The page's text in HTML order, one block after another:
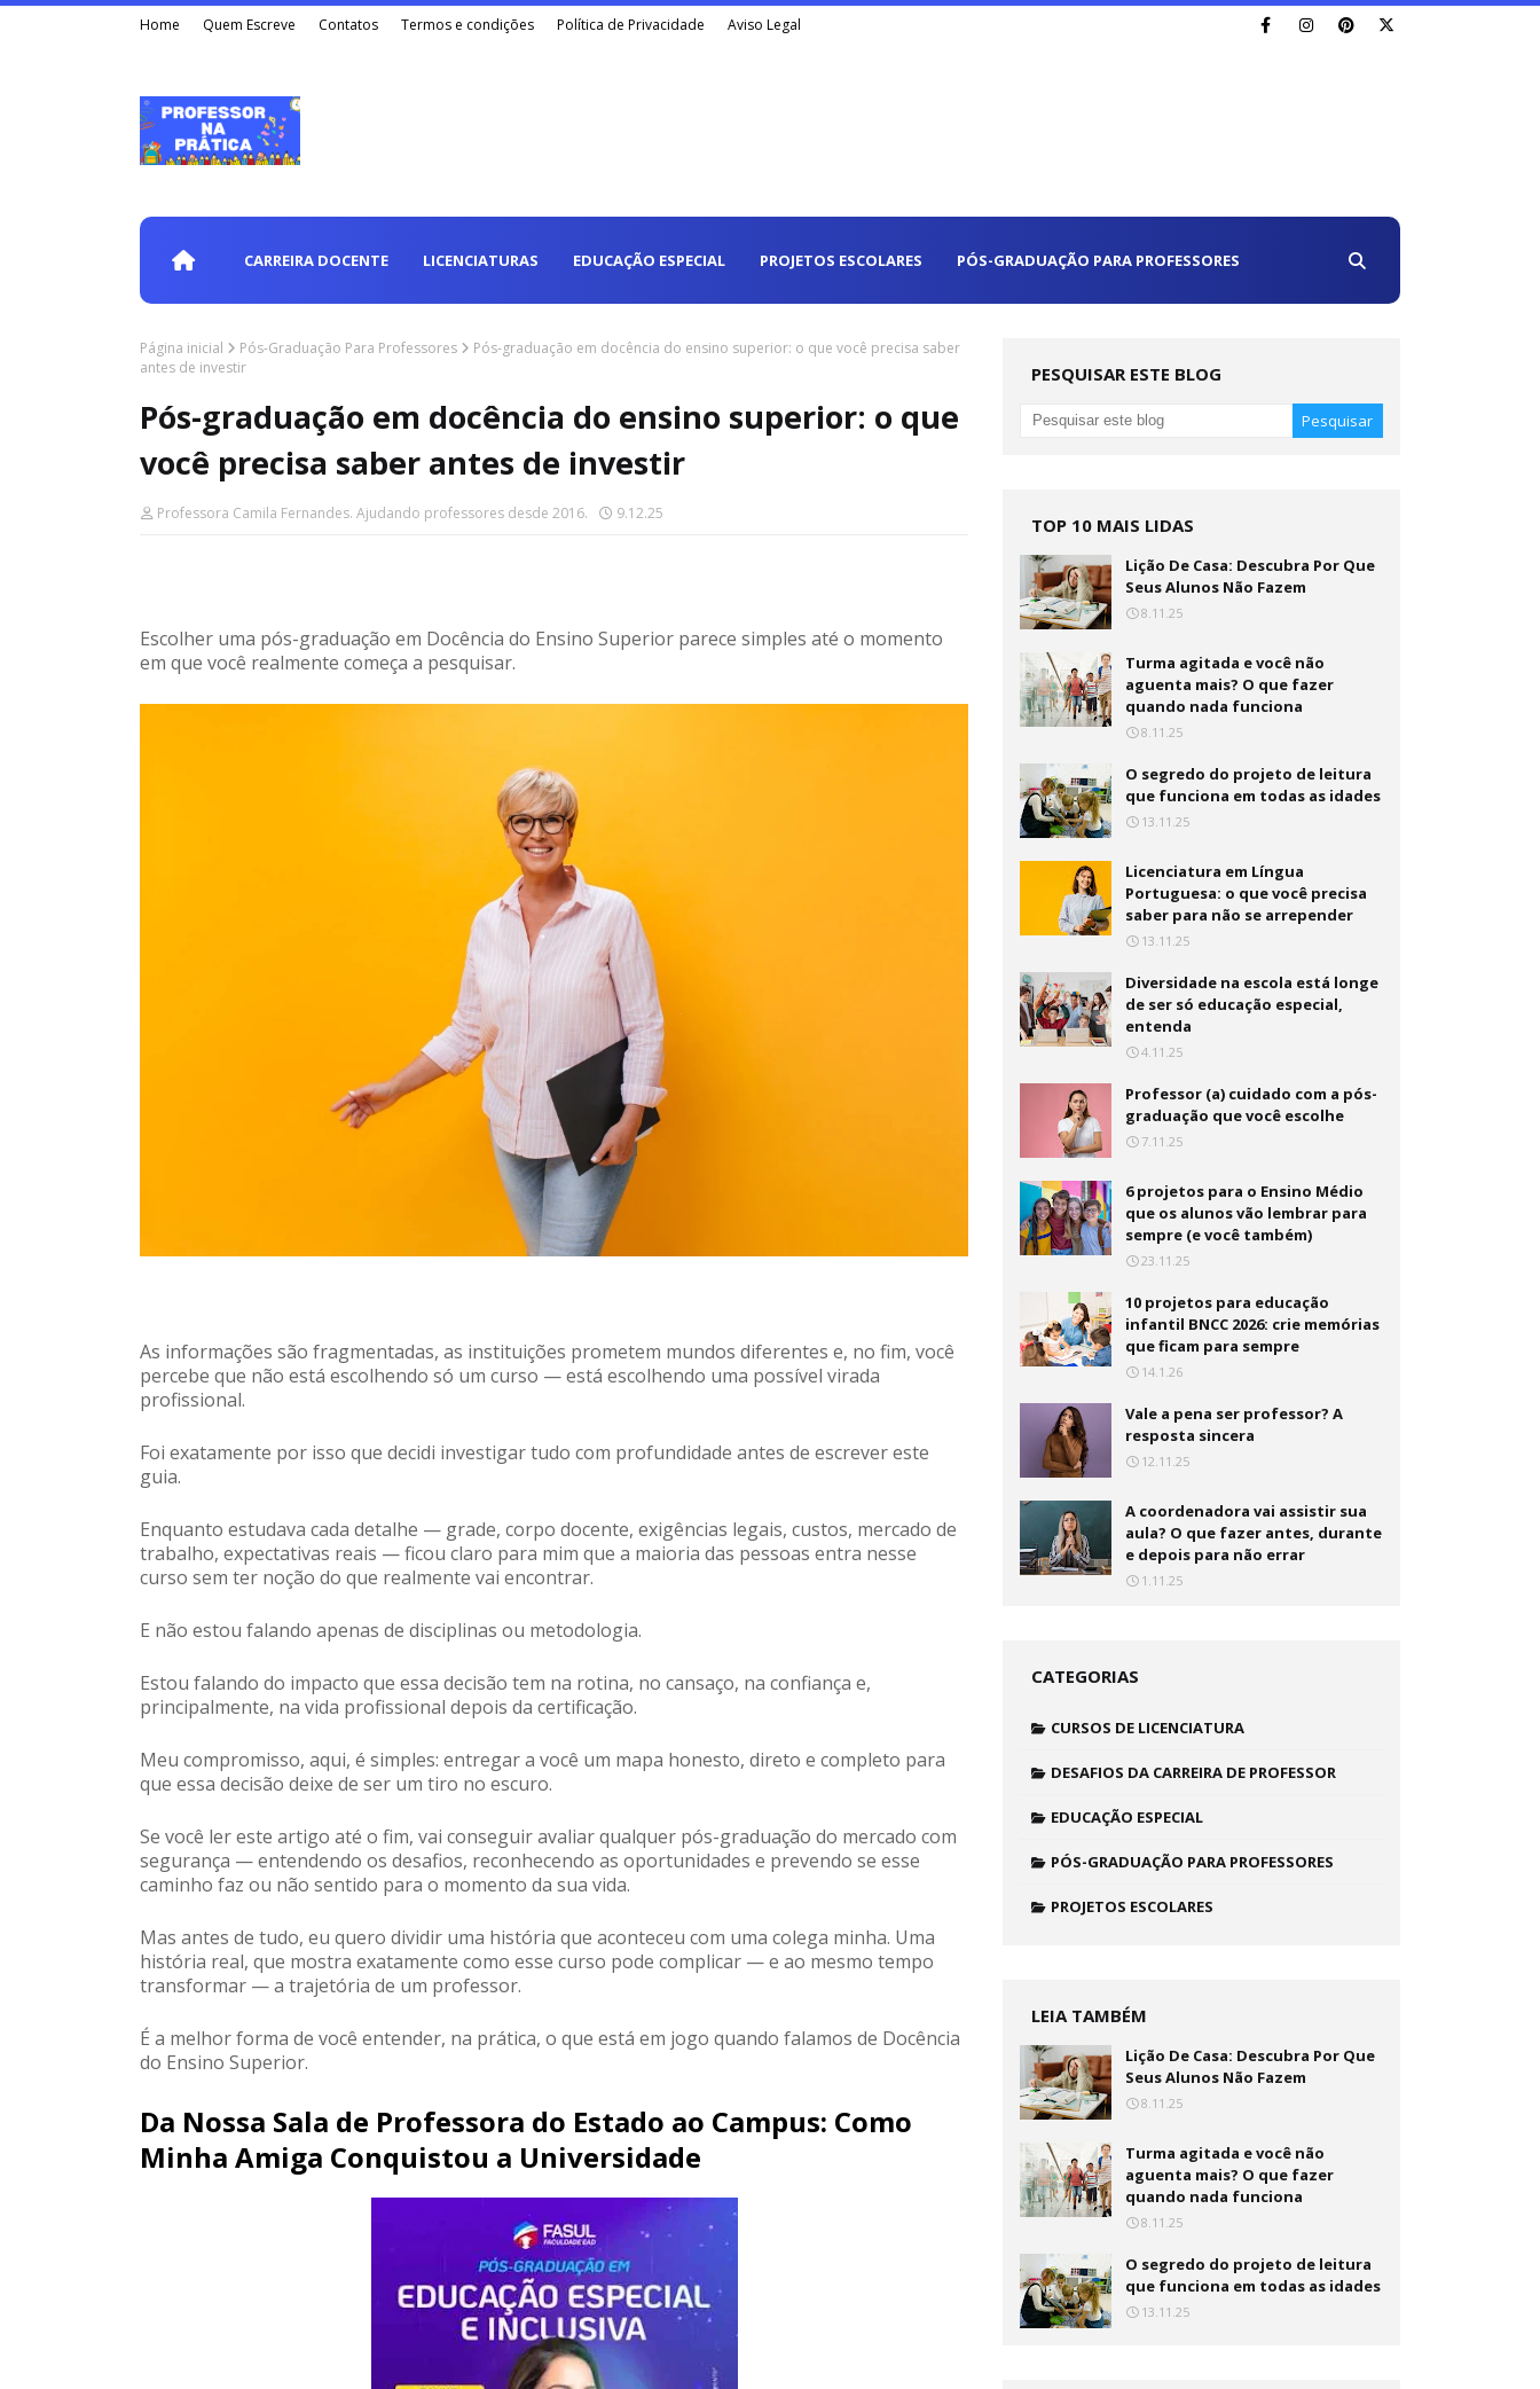
Home Quem Escreve Contatos Termos e condições Política de Privacidade Aviso Legal
CARREIRA DOCENTE LICENCIATURAS EDUCAÇÃO ESPECIAL PROJETOS ESCOLARES PÓS-GRADUAÇÃO PARA PROFESSORES
Página inicial Pós-Graduação Para Professores
Pós-graduação em docência do ensino superior: o que você precisa saber
antes de investir
Pós-graduação em docência do ensino superior: o que
você precisa saber antes de investir
Professora Camila Fernandes. Ajudando professores desde 2016. 9.12.25
Escolher uma pós-graduação em Docência do Ensino Superior parece simples até o momento
em que você realmente começa a pesquisar.
As informações são fragmentadas, as instituições prometem mundos diferentes e, no fim, você
percebe que não está escolhendo só um curso — está escolhendo uma possível virada
profissional.
Foi exatamente por isso que decidi investigar tudo com profundidade antes de escrever este
guia.
Enquanto estudava cada detalhe — grade, corpo docente, exigências legais, custos, mercado de
trabalho, expectativas reais — ficou claro para mim que a maioria das pessoas entra nesse
curso sem ter noção do que realmente vai encontrar.
E não estou falando apenas de disciplinas ou metodologia.
Estou falando do impacto que essa decisão tem na rotina, no cansaço, na confiança e,
principalmente, na vida profissional depois da certificação.
Meu compromisso, aqui, é simples: entregar a você um mapa honesto, direto e completo para
que essa decisão deixe de ser um tiro no escuro.
Se você ler este artigo até o fim, vai conseguir avaliar qualquer pós-graduação do mercado com
segurança — entendendo os desafios, reconhecendo as oportunidades e prevendo se esse
caminho faz ou não sentido para o momento da sua vida.
Mas antes de tudo, eu quero dividir uma história que aconteceu com uma colega minha. Uma
história real, que mostra exatamente como esse curso pode complicar — e ao mesmo tempo
transformar — a trajetória de um professor.
É a melhor forma de você entender, na prática, o que está em jogo quando falamos de Docência
do Ensino Superior.
Da Nossa Sala de Professora do Estado ao Campus: Como
Minha Amiga Conquistou a Universidade
PESQUISAR ESTE BLOG
TOP 10 MAIS LIDAS
Lição De Casa: Descubra Por Que
Seus Alunos Não Fazem
8.11.25
Turma agitada e você não
aguenta mais? O que fazer
quando nada funciona
8.11.25
O segredo do projeto de leitura
que funciona em todas as idades
13.11.25
Licenciatura em Língua
Portuguesa: o que você precisa
saber para não se arrepender
13.11.25
Diversidade na escola está longe
de ser só educação especial,
entenda
4.11.25
Professor (a) cuidado com a pós-
graduação que você escolhe
7.11.25
6 projetos para o Ensino Médio
que os alunos vão lembrar para
sempre (e você também)
23.11.25
10 projetos para educação
infantil BNCC 2026: crie memórias
que ficam para sempre
14.1.26
Vale a pena ser professor? A
resposta sincera
12.11.25
A coordenadora vai assistir sua
aula? O que fazer antes, durante
e depois para não errar
1.11.25
CATEGORIAS
CURSOS DE LICENCIATURA
DESAFIOS DA CARREIRA DE PROFESSOR
EDUCAÇÃO ESPECIAL
PÓS-GRADUAÇÃO PARA PROFESSORES
PROJETOS ESCOLARES
LEIA TAMBÉM
Lição De Casa: Descubra Por Que
Seus Alunos Não Fazem
8.11.25
Turma agitada e você não
aguenta mais? O que fazer
quando nada funciona
8.11.25
O segredo do projeto de leitura
que funciona em todas as idades
13.11.25